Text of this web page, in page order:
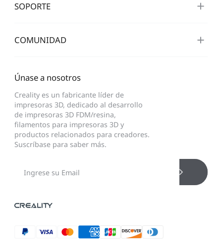
SOPORTE
COMUNIDAD
Únase a nosotros
Creality es un fabricante líder de
impresoras 3D, dedicado al desarrollo
de impresoras 3D FDM/resina,
filamentos para impresoras 3D y
productos relacionados para creadores.
Suscríbase para saber más.